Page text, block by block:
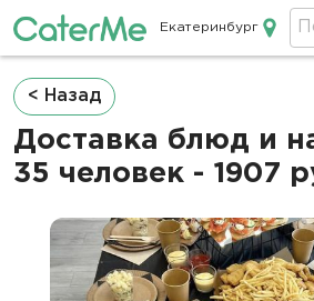
Кейтеринг в
Екатеринбург
Строка
навигации
< Назад
Доставка блюд и
35 человек - 1907